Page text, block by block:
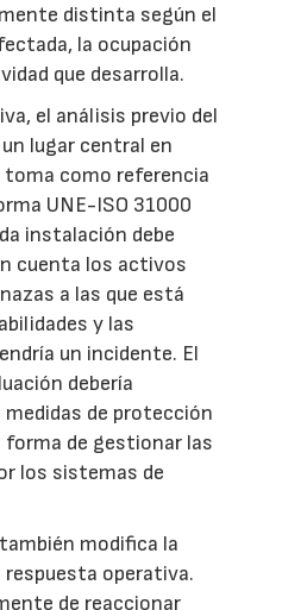
distinta según el
la ocupación
que desarrolla.
el análisis previo del
lugar central en
toma como referencia
UNE-ISO 31000
instalación debe
cuenta los activos
a las que está
y las
un incidente. El
debería
de protección
de gestionar las
los sistemas de
modifica la
operativa.
de reaccionar